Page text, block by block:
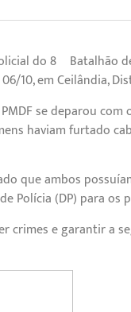
do 8º Batalhão
10, em Ceilândia,
se deparou
haviam furtado
que ambos
Polícia (DP) para os
crimes e garantir a